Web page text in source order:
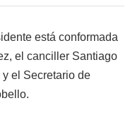
está conformada
el canciller Santiago
el Secretario de